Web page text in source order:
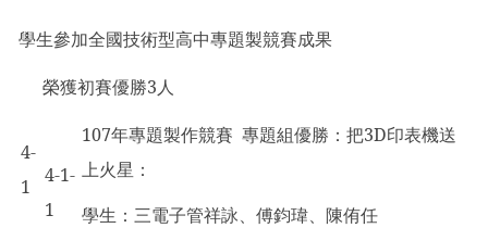
學生參加全國技術型高中專題製競賽成果
4-
1
榮獲初賽優勝3人
4-1-
1
107年專題製作競賽 專題組優勝：把3D印表機送
上火星：
學生：三電子管祥詠、傅鈞瑋、陳侑任